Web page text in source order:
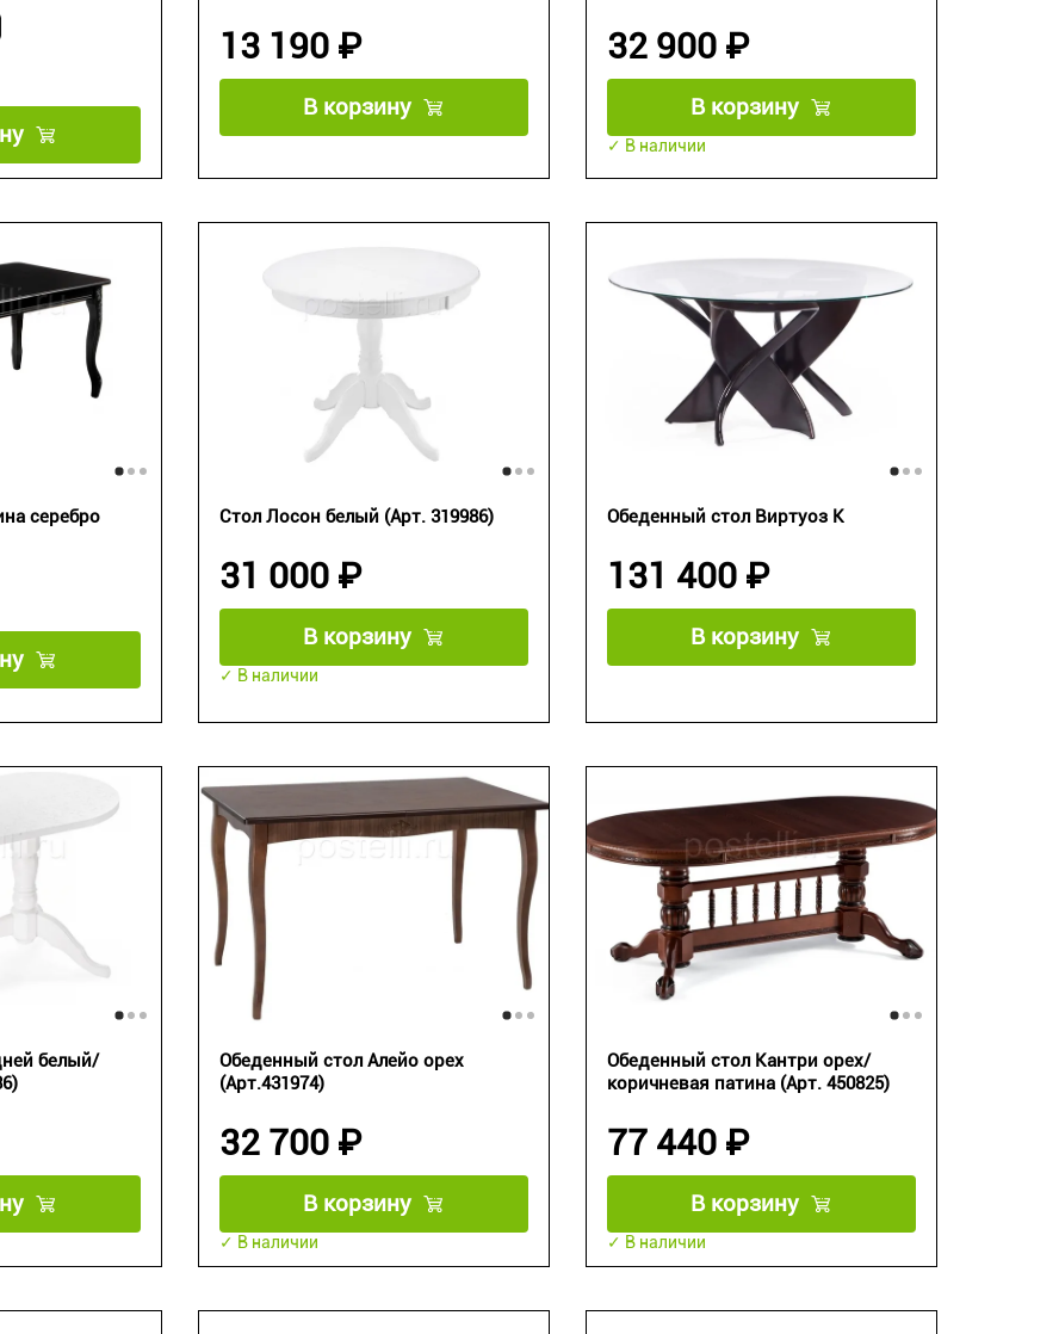
13 190 ₽
В корзину
32 900 ₽
В корзину
✓ В наличии
серебро
Стол Лосон белый (Арт. 319986)
31 000 ₽
В корзину
✓ В наличии
Обеденный стол Виртуоз К
131 400 ₽
В корзину
белый/
Обеденный стол Алейо орех
(Арт.431974)
32 700 ₽
В корзину
✓ В наличии
Обеденный стол Кантри орех/
коричневая патина (Арт. 450825)
77 440 ₽
В корзину
✓ В наличии